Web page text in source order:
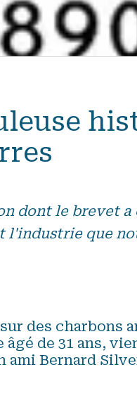
dont le brevet a
l'industrie que
des charbons
de 31 ans,
ami Bernard